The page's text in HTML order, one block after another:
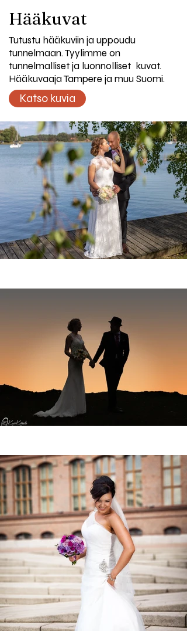
Hääkuvat
Tutustu hääkuviin ja uppoudu
tunnelmaan. Tyylimme on
tunnelmalliset ja luonnolliset kuvat.
Hääkuvaaja Tampere ja muu Suomi.
Katso kuvia